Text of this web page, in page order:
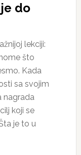
do
lekciji:
što
Kada
sa svojim
nagrada
koji se
je to u